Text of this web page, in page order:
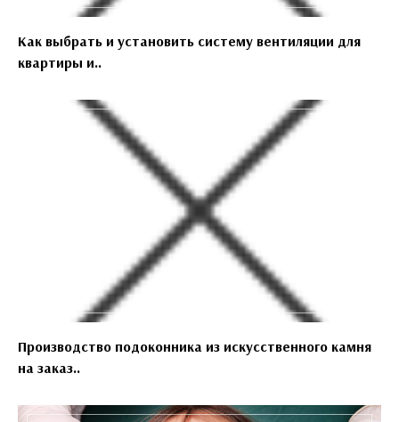
Как выбрать и установить систему вентиляции для
квартиры и..
Производство подоконника из искусственного камня
на заказ..